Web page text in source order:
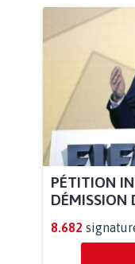
PÉTITION
DÉMISSION
8.682